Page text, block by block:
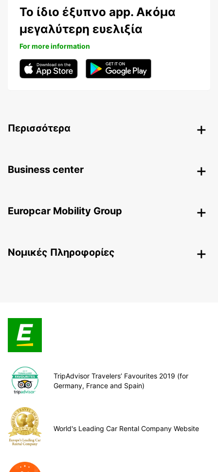
Το ίδιο έξυπνο app. Ακόμα
μεγαλύτερη ευελιξία
For more information
Περισσότερα
Business center
Europcar Mobility Group
Nομικές Πληροφορίες
TripAdvisor Travelers’ Favourites 2019 (for
Germany, France and Spain)
World's Leading Car Rental Company Website